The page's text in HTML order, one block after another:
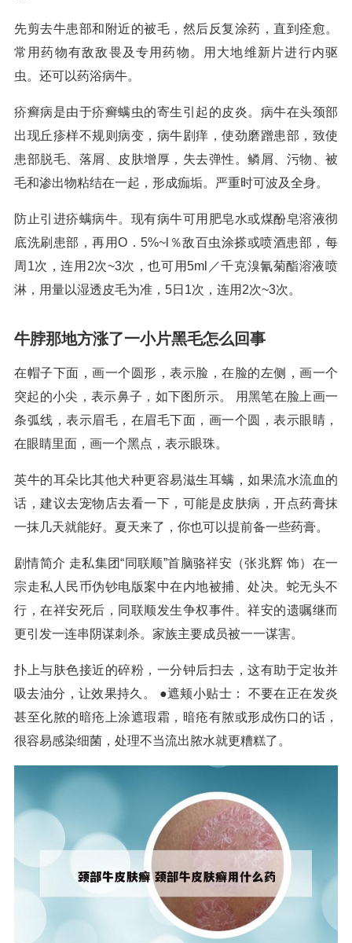
先剪去牛患部和附近的被毛，然后反复涂药，直到痊愈。
常用药物有敌敌畏及专用药物。用大地维新片进行内驱
虫。还可以药浴病牛。
疥癣病是由于疥癣螨虫的寄生引起的皮炎。病牛在头颈部
出现丘疹样不规则病变，病牛剧痒，使劲磨蹭患部，致使
患部脱毛、落屑、皮肤增厚，失去弹性。鳞屑、污物、被
毛和渗出物粘结在一起，形成痂垢。严重时可波及全身。
防止引进疥螨病牛。现有病牛可用肥皂水或煤酚皂溶液彻
底洗刷患部，再用O．5%~l％敌百虫涂搽或喷酒患部，每
周1次，连用2次~3次，也可用5ml／千克溴氰菊酯溶液喷
淋，用量以湿透皮毛为准，5日1次，连用2次~3次。
牛脖那地方涨了一小片黑毛怎么回事
在帽子下面，画一个圆形，表示脸，在脸的左侧，画一个
突起的小尖，表示鼻子，如下图所示。 用黑笔在脸上画一
条弧线，表示眉毛，在眉毛下面，画一个圆，表示眼睛，
在眼睛里面，画一个黑点，表示眼珠。
英牛的耳朵比其他犬种更容易滋生耳螨，如果流水流血的
话，建议去宠物店去看一下，可能是皮肤病，开点药膏抹
一抹几天就能好。夏天来了，你也可以提前备一些药膏。
剧情简介 走私集团“同联顺”首脑骆祥安（张兆辉 饰）在一
宗走私人民币伪钞电版案中在内地被捕、处决。蛇无头不
行，在祥安死后，同联顺发生争权事件。祥安的遗嘱继而
更引发一连串阴谋刺杀。家族主要成员被一一谋害。
扑上与肤色接近的碎粉，一分钟后扫去，这有助于定妆并
吸去油分，让效果持久。 ●遮颊小贴士： 不要在正在发炎
甚至化脓的暗疮上涂遮瑕霜，暗疮有脓或形成伤口的话，
很容易感染细菌，处理不当流出脓水就更糟糕了。